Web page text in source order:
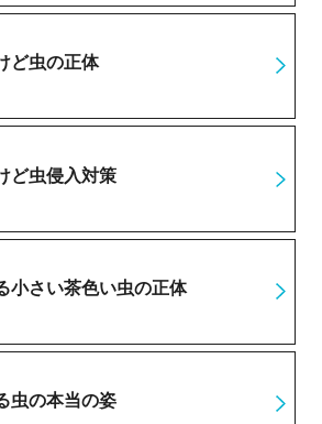
ど虫の正体
ど虫侵入対策
小さい茶色い虫の正体
虫の本当の姿